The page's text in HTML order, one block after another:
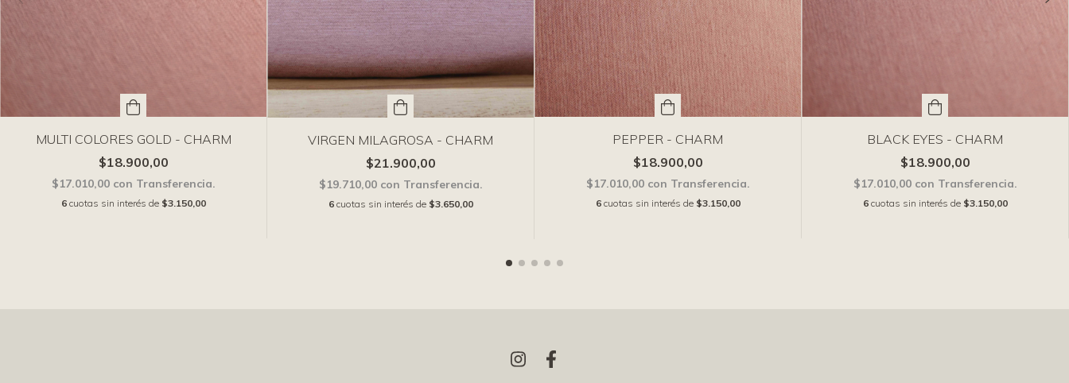
MULTI COLORES GOLD - CHARM
$18.900,00
$17.010,00 con Transferencia.
6 cuotas sin interés de $3.150,00
VIRGEN MILAGROSA - CHARM
$21.900,00
$19.710,00 con Transferencia.
6 cuotas sin interés de $3.650,00
PEPPER - CHARM
$18.900,00
$17.010,00 con Transferencia.
6 cuotas sin interés de $3.150,00
BLACK EYES - CHARM
$18.900,00
$17.010,00 con Transferencia.
6 cuotas sin interés de $3.150,00